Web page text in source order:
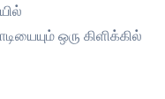
ஒரு கிளிக்கில்